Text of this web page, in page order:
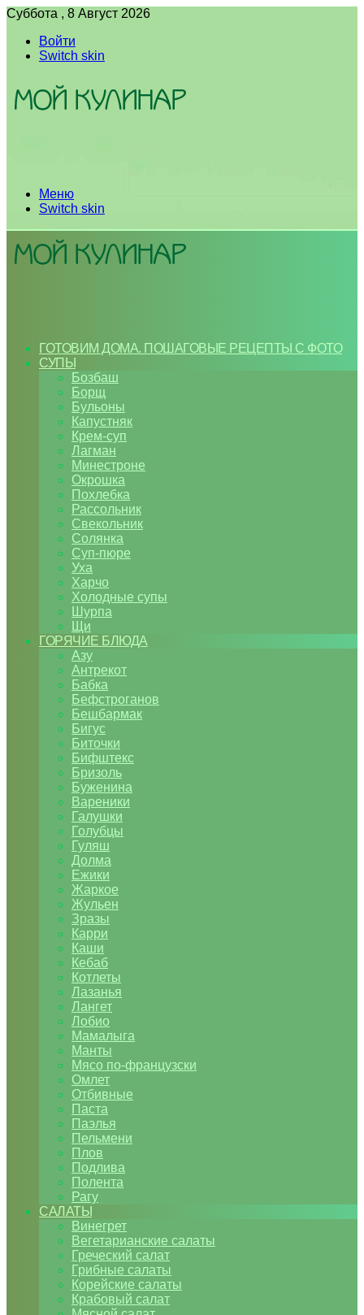
Суббота , 8 Август 2026
Войти
Switch skin
Меню
Switch skin
ГОТОВИМ ДОМА. ПОШАГОВЫЕ РЕЦЕПТЫ С ФОТО
СУПЫ
Бозбаш
Борщ
Бульоны
Капустняк
Крем-суп
Лагман
Минестроне
Окрошка
Похлебка
Рассольник
Свекольник
Солянка
Суп-пюре
Уха
Харчо
Холодные супы
Шурпа
Щи
ГОРЯЧИЕ БЛЮДА
Азу
Антрекот
Бабка
Бефстроганов
Бешбармак
Бигус
Биточки
Бифштекс
Бризоль
Буженина
Вареники
Галушки
Голубцы
Гуляш
Долма
Ежики
Жаркое
Жульен
Зразы
Карри
Каши
Кебаб
Котлеты
Лазанья
Лангет
Лобио
Мамалыга
Манты
Мясо по-французски
Омлет
Отбивные
Паста
Паэлья
Пельмени
Плов
Подлива
Полента
Рагу
САЛАТЫ
Винегрет
Вегетарианские салаты
Греческий салат
Грибные салаты
Корейские салаты
Крабовый салат